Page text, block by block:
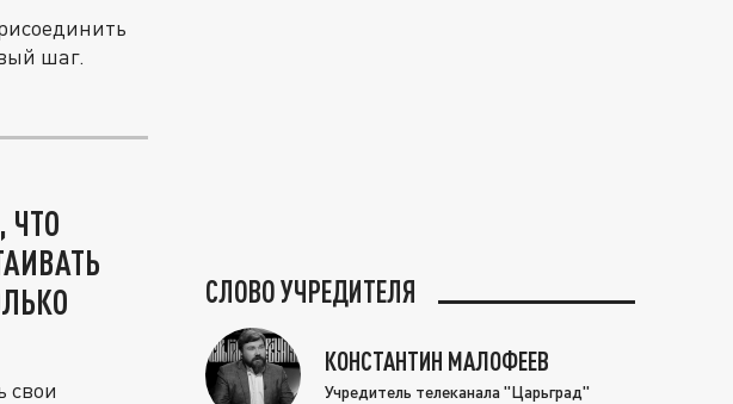
шаг.
ЧТО
свои
СЛОВО УЧРЕДИТЕЛЯ
КОНСТАНТИН МАЛОФЕЕВ
Учредитель телеканала "Царьград"